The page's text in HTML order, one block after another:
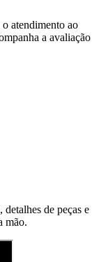
o atendimento ao
a avaliação
de peças e
mão.